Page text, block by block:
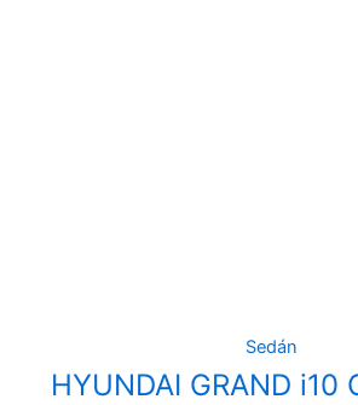
Sedán
HYUNDAI GRAND i10